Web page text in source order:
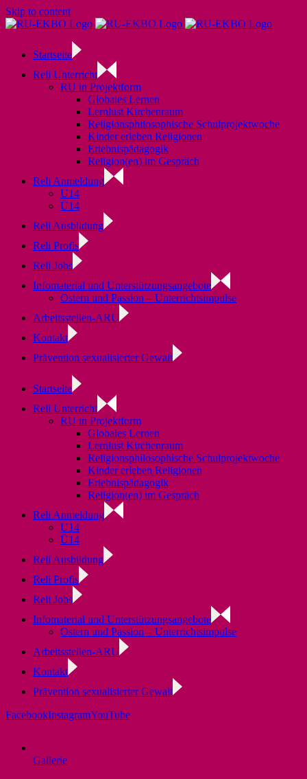
Skip to content
Startseite
Reli Unterricht
RU in Projektform
Globales Lernen
Lernlust Kirchenraum
Religionsphilosophische Schulprojektwoche
Kinder erleben Religionen
Erlebnispädagogik
Religion(en) im Gespräch
Reli Anmeldung
U14
Ü14
Reli Ausbildung
Reli Profis
Reli Jobs
Infomaterial und Unterstützungsangebote
Ostern und Passion – Unterrichtsimpulse
Arbeitsstellen-ARU
Kontakt
Prävention sexualisierter Gewalt
Startseite
Reli Unterricht
RU in Projektform
Globales Lernen
Lernlust Kirchenraum
Religionsphilosophische Schulprojektwoche
Kinder erleben Religionen
Erlebnispädagogik
Religion(en) im Gespräch
Reli Anmeldung
U14
Ü14
Reli Ausbildung
Reli Profis
Reli Jobs
Infomaterial und Unterstützungsangebote
Ostern und Passion – Unterrichtsimpulse
Arbeitsstellen-ARU
Kontakt
Prävention sexualisierter Gewalt
FacebookInstagramYouTube
Gallerie